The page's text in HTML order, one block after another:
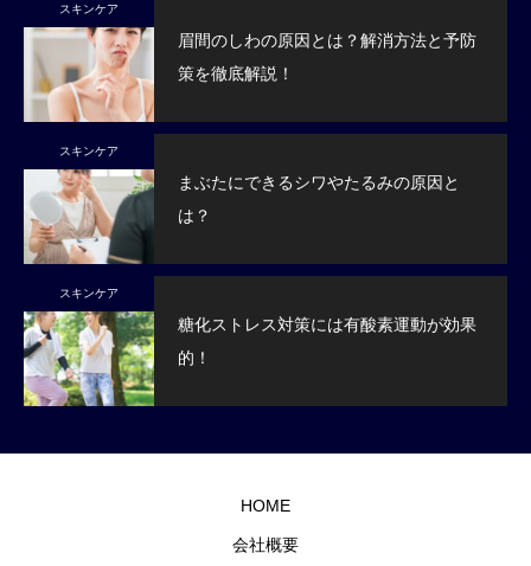
スキンケア
眉間のしわの原因とは？解消方法と予防
策を徹底解説！
スキンケア
まぶたにできるシワやたるみの原因と
は？
スキンケア
糖化ストレス対策には有酸素運動が効果
的！
HOME
会社概要